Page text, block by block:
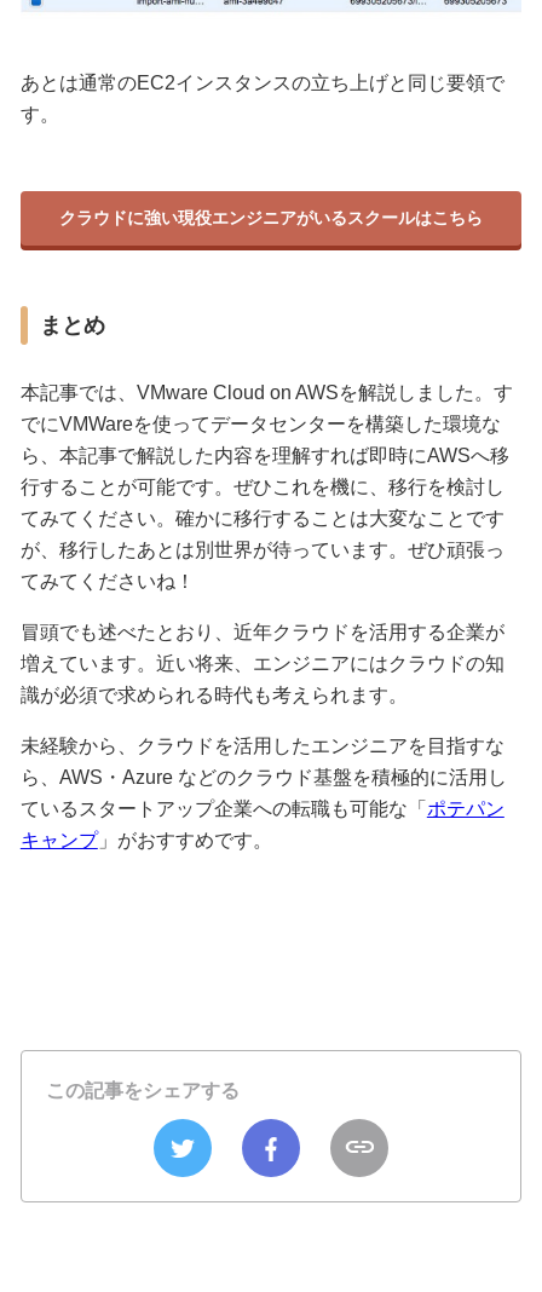
あとは通常のEC2インスタンスの立ち上げと同じ要領で
す。
クラウドに強い現役エンジニアがいるスクールはこちら
まとめ
本記事では、VMware Cloud on AWSを解説しました。す
でにVMWareを使ってデータセンターを構築した環境な
ら、本記事で解説した内容を理解すれば即時にAWSへ移
行することが可能です。ぜひこれを機に、移行を検討し
てみてください。確かに移行することは大変なことです
が、移行したあとは別世界が待っています。ぜひ頑張っ
てみてくださいね！
冒頭でも述べたとおり、近年クラウドを活用する企業が
増えています。近い将来、エンジニアにはクラウドの知
識が必須で求められる時代も考えられます。
未経験から、クラウドを活用したエンジニアを目指すな
ら、AWS・Azure などのクラウド基盤を積極的に活用し
ているスタートアップ企業への転職も可能な「 ポテパン
キャンプ」がおすすめです。
この記事をシェアする